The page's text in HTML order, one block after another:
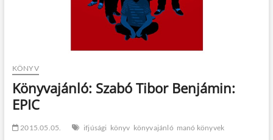
KÖNYV
Könyvajánló: Szabó Tibor Benjámin:
EPIC
2015.05.05. ifjúsági könyv könyvajánló manó könyvek